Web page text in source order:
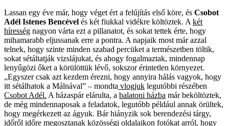
Lassan egy éve már, hogy véget ért a felújítás első köre, és Csobot
Adél Istenes Bencével és két fiukkal vidékre költöztek. A két
híresség nagyon várta ezt a pillanatot, és sokat tettek érte, hogy
mihamarabb eljussanak erre a pontra. A napjaik most már azzal
telnek, hogy szinte minden szabad percüket a természetben töltik,
sokat sétáltatják vizslájukat, és ahogy fogalmaztak, mindennap
lenyűgözi őket a körülöttük lévő, sokszor érintetlen környezet.
„Egyszer csak azt kezdem érezni, hogy annyira hálás vagyok, hogy
itt sétálhatok a Málnával” – mondta vlogjuk legutóbbi részében
Csobot Adél. A házaspár elárulta, a balatoni házba már beköltöztek,
de még mindennaposak a feladatok, legutóbb például annak örültek,
hogy megérkezett az ágyuk. Bár hiányzik sok berendezési tárgy,
időről időre megosztanak közösségi oldalaikon fotókat arról, hogy